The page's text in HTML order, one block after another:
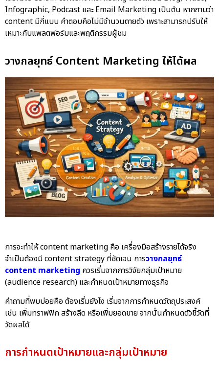
Infographic, Podcast และ Email Marketing เป็นต้น หากถามว่า
content มีกี่แบบ คำตอบคือไม่มีจำนวนตายตัว เพราะสามารถปรับให้
เหมาะกับแพลตฟอร์มและพฤติกรรมผู้ชม
วางกลยุทธ์ Content Marketing ให้ได้ผล
การจะทำให้ content marketing คือ เครื่องมือสร้างรายได้จริง
จำเป็นต้องมี content strategy ที่ชัดเจน การวางกลยุทธ์
content marketing ควรเริ่มจากการวิจัยกลุ่มเป้าหมาย
(audience research) และกำหนดเป้าหมายทางธุรกิจ
คำถามที่พบบ่อยคือ ต้องเริ่มยังไง เริ่มจากการกำหนดวัตถุประสงค์
เช่น เพิ่มทราฟฟิก สร้างลีด หรือเพิ่มยอดขาย จากนั้นกำหนดตัวชี้วัดที่
วัดผลได้
การกำหนดเป้าหมายและกลุ่มเป้าหมาย